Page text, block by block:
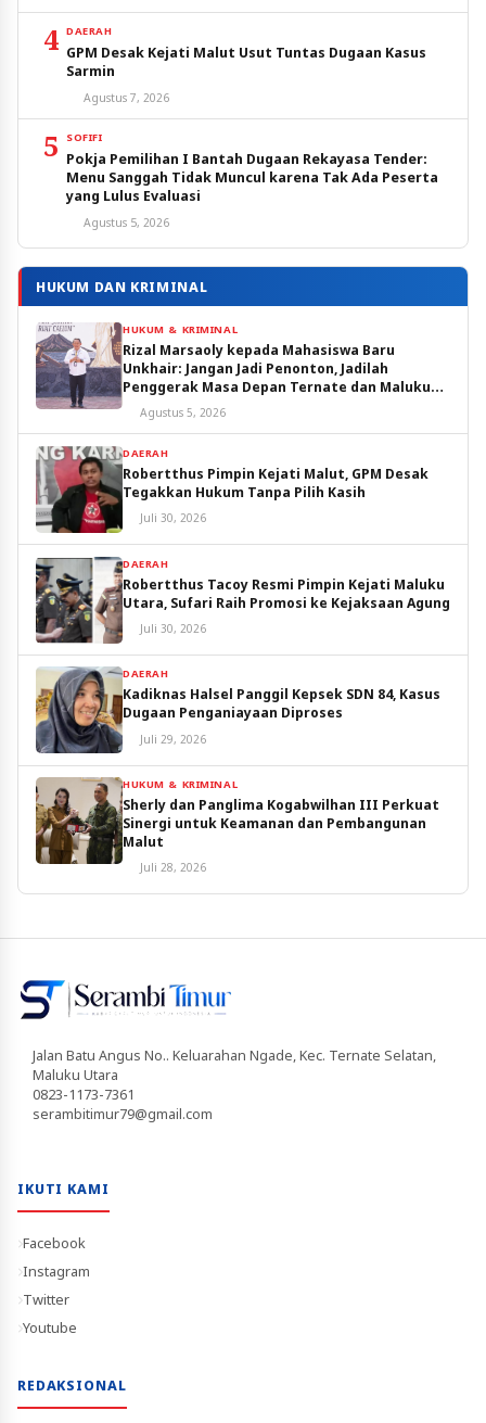
4 DAERAH
GPM Desak Kejati Malut Usut Tuntas Dugaan Kasus
Sarmin
Agustus 7, 2026
5 SOFIFI
Pokja Pemilihan I Bantah Dugaan Rekayasa Tender:
Menu Sanggah Tidak Muncul karena Tak Ada Peserta
yang Lulus Evaluasi
Agustus 5, 2026
HUKUM DAN KRIMINAL
HUKUM & KRIMINAL
Rizal Marsaoly kepada Mahasiswa Baru
Unkhair: Jangan Jadi Penonton, Jadilah
Penggerak Masa Depan Ternate dan Maluku
Utara
Agustus 5, 2026
DAERAH
Robertthus Pimpin Kejati Malut, GPM Desak
Tegakkan Hukum Tanpa Pilih Kasih
Juli 30, 2026
DAERAH
Robertthus Tacoy Resmi Pimpin Kejati Maluku
Utara, Sufari Raih Promosi ke Kejaksaan Agung
Juli 30, 2026
DAERAH
Kadiknas Halsel Panggil Kepsek SDN 84, Kasus
Dugaan Penganiayaan Diproses
Juli 29, 2026
HUKUM & KRIMINAL
Sherly dan Panglima Kogabwilhan III Perkuat
Sinergi untuk Keamanan dan Pembangunan
Malut
Juli 28, 2026
Jalan Batu Angus No.. Keluarahan Ngade, Kec. Ternate Selatan,
Maluku Utara
0823-1173-7361
serambitimur79@gmail.com
IKUTI KAMI
Facebook
Instagram
Twitter
Youtube
REDAKSIONAL